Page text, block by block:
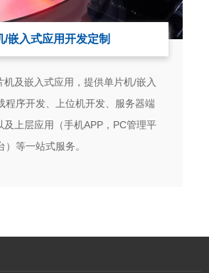
/嵌入式应用开发定制
机及嵌入式应用，提供单片机/嵌入
程序开发、上位机开发、服务器端
及上层应用（手机APP，PC管理平
）等一站式服务。